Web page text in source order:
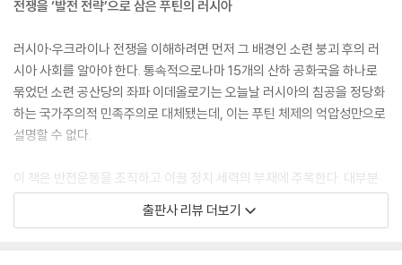
체제입니다. 그렇게 되면 주요 결정들을 독일과 러시아, 중국, 인도, 이란,
튀르키예 등 주요 강국의 지배자들이 “협의”하고 “합의”해서 내려야 할
것입니다. 또한, 각각의 영향권 안에서는 해당 영향권의 패권 국가가 지닌
규정력이 절대적으로 작용할 것입니다. 러시아가 우크라이나를 침략한 것
은 러시아의 영향권 구축에 우크라이나가 걸림돌이 됐기에 지금 그 걸림돌
--- p.35
큰 틀에서 봤을 때 내전의 종식 이후 소련의 역사는 “현실”의 이름으로 “이
념”이 점차 뒤로 물러나는 과정이자 “혁명적 국가”에서 “혁명적” 부분이
전쟁을 ‘발전 전략’으로 삼은 푸틴의 러시아
러시아·우크라이나 전쟁을 이해하려면 먼저 그 배경인 소련 붕괴 후의 러
시아 사회를 알아야 한다. 통속적으로나마 15개의 산하 공화국을 하나로
묶었던 소련 공산당의 좌파 이데올로기는 오늘날 러시아의 침공을 정당화
하는 국가주의적 민족주의로 대체됐는데, 이는 푸틴 체제의 억압성만으로
설명할 수 없다.
이 책은 반전운동을 조직하고 이끌 정치 세력의 부재에 주목한다. 대부분
의 국내 제조업체가 군수업체나 군수업체의 유관 기업이라 많은 노동자가
푸틴의 군사주의를 지지하는데, 러시아의 주류 좌파 정당인 연방 공산당은
출판사 리뷰 더보기